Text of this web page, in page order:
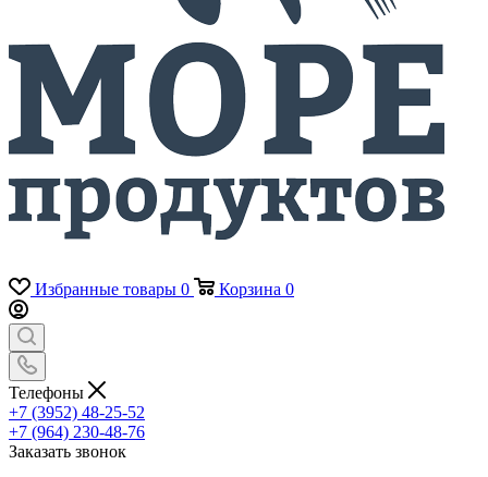
Избранные товары 0 Корзина 0
Телефоны
+7 (3952) 48-25-52
+7 (964) 230-48-76
Заказать звонок